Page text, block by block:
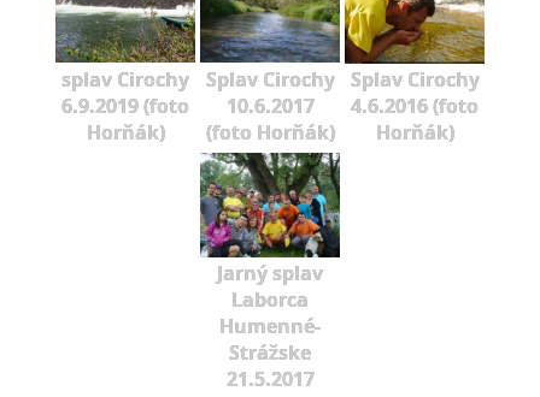
splav Cirochy
6.9.2019 (foto
Horňák)
Splav Cirochy
10.6.2017
(foto Horňák)
Splav Cirochy
4.6.2016 (foto
Horňák)
Jarný splav
Laborca
Humenné-
Strážske
21.5.2017